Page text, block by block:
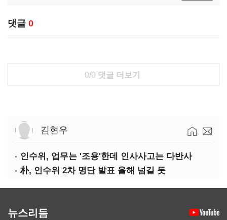
댓글 0
0/0 댓글 더보기
김현우
인수위, 업무는 '조용'한데 인사사고는 다반사
朴, 인수위 2차 명단 발표 올해 넘길 듯
뉴스리듬